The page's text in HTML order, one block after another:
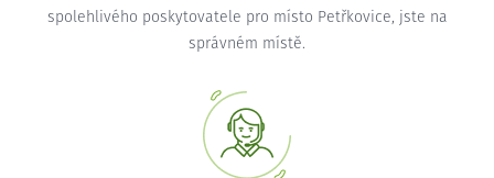
spolehlivého poskytovatele pro místo Petřkovice, jste na
správném místě.